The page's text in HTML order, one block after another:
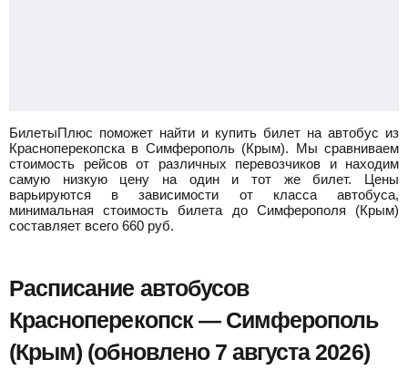
БилетыПлюс поможет найти и купить билет на автобус из
Красноперекопска в Симферополь (Крым). Мы сравниваем
стоимость рейсов от различных перевозчиков и находим
самую низкую цену на один и тот же билет. Цены
варьируются в зависимости от класса автобуса,
минимальная стоимость билета до Симферополя (Крым)
составляет всего 660 руб.
Расписание автобусов
Красноперекопск — Симферополь
(Крым) (обновлено 7 августа 2026)